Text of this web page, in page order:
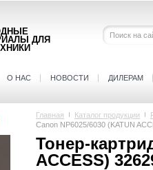
ДЛЯ
О НАС НОВОСТИ ДИЛЕРАМ
Главная Каталог продукции
Canon NP6025/6030 (KATUN
Тонер-
ACCESS)